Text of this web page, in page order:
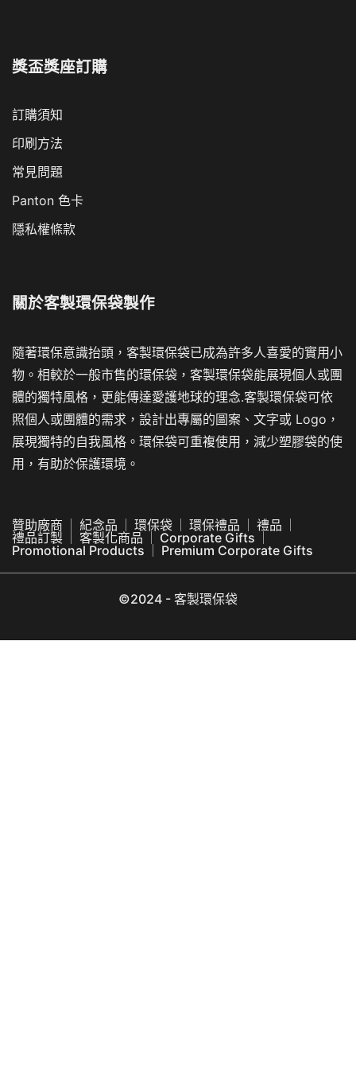
獎盃獎座訂購
訂購須知
印刷方法
常見問題
Panton 色卡
隱私權條款
關於客製環保袋製作
隨著環保意識抬頭，客製環保袋已成為許多人喜愛的實用小
物。相較於一般市售的環保袋，客製環保袋能展現個人或團
體的獨特風格，更能傳達愛護地球的理念.客製環保袋可依
照個人或團體的需求，設計出專屬的圖案、文字或 Logo，
展現獨特的自我風格。環保袋可重複使用，減少塑膠袋的使
用，有助於保護環境。
贊助廠商 紀念品 環保袋 環保禮品
禮品
禮品訂製
客製化商品
Corporate Gifts
Promotional Products
Premium Corporate Gifts
©2024 - 客製環保袋